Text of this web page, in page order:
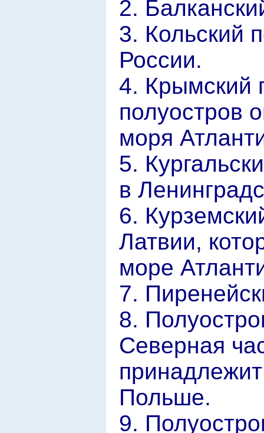
2.
3. Кольский
России.
4. Крымский
полуостров
моря
5.
в
6.
Латвии,
море
7.
8.
Северная
Польше.
9.